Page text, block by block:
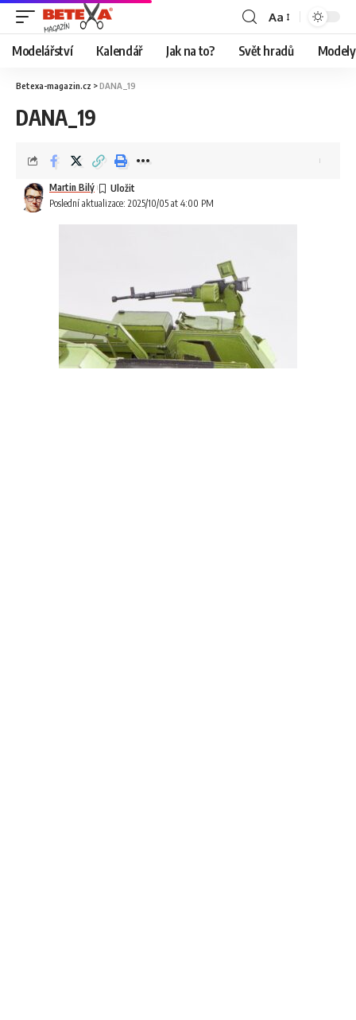
Aa
Modelářství Kalendář Jak na to? Svět hradů
Betexa-magazin.cz >DANA_19
DANA_19
Poslední aktualizace: 2025/10/05 at 4:00 PM
Martin Bilý